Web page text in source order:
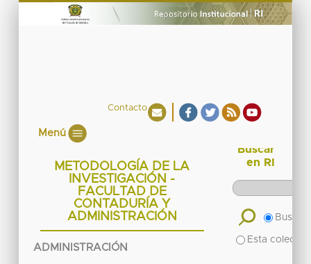
Contacto
Menú
METODOLOGÍA DE LA
INVESTIGACIÓN -
FACULTAD DE
CONTADURÍA Y
ADMINISTRACIÓN
ADMINISTRACIÓN
Buscar
en RI
Buscar
Esta